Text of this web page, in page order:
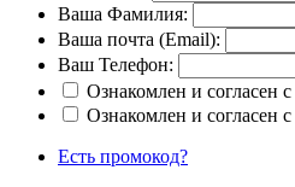
Ваша Фамилия:
Ваша почта (Email):
Ваш Телефон:
Ознакомлен и согласен с
Ознакомлен и согласен с
Есть промокод?